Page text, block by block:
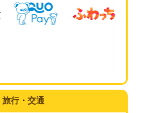
旅行・交通